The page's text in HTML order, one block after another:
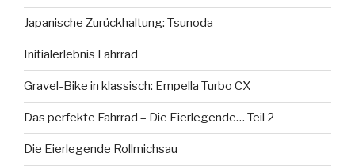
Japanische Zurückhaltung: Tsunoda
Initialerlebnis Fahrrad
Gravel-Bike in klassisch: Empella Turbo CX
Das perfekte Fahrrad – Die Eierlegende… Teil 2
Die Eierlegende Rollmichsau